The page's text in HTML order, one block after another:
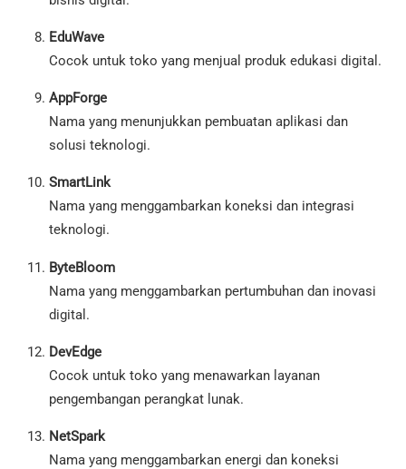
EduWave
Cocok untuk toko yang menjual produk edukasi digital.
AppForge
Nama yang menunjukkan pembuatan aplikasi dan
solusi teknologi.
SmartLink
Nama yang menggambarkan koneksi dan integrasi
teknologi.
ByteBloom
Nama yang menggambarkan pertumbuhan dan inovasi
digital.
DevEdge
Cocok untuk toko yang menawarkan layanan
pengembangan perangkat lunak.
NetSpark
Nama yang menggambarkan energi dan koneksi